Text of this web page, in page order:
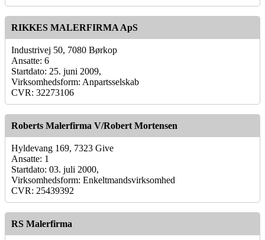
RIKKES MALERFIRMA ApS
Industrivej 50, 7080 Børkop
Ansatte: 6
Startdato: 25. juni 2009,
Virksomhedsform: Anpartsselskab
CVR: 32273106
Roberts Malerfirma V/Robert Mortensen
Hyldevang 169, 7323 Give
Ansatte: 1
Startdato: 03. juli 2000,
Virksomhedsform: Enkeltmandsvirksomhed
CVR: 25439392
RS Malerfirma